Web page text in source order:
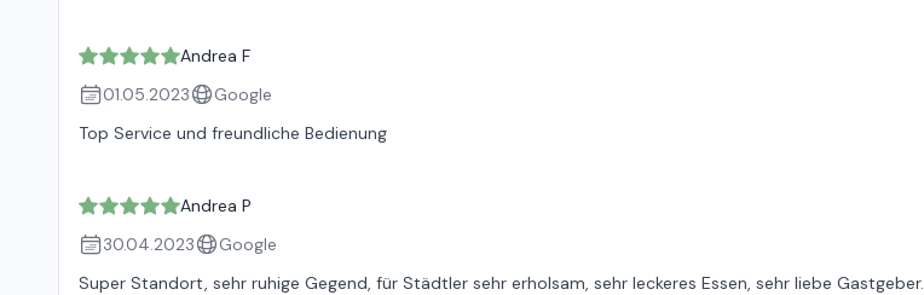
Andrea F
01.05.2023
Google
Top Service und freundliche Bedienung
Andrea P
30.04.2023
Google
Super Standort, sehr ruhige Gegend, für Städtler sehr erholsam, sehr leckeres Essen, sehr liebe Gastgeber.